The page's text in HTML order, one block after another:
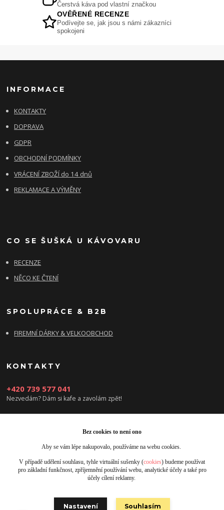
Čerstvá káva pod vlastní značkou
OVĚŘENÉ RECENZE
Podívejte se, jak jsou s námi zákazníci
spokojeni
INFORMACE
KONTAKTY
DOPRAVA
GDPR
OBCHODNÍ PODMÍNKY
VRÁCENÍ ZBOŽÍ do 14 dnů
REKLAMACE A VÝMĚNY
CO SE ŠUŠKÁ U KÁVOVARU
RECENZE
NĚCO KE ČTENÍ
SPOLUPRÁCE & B2B
FIREMNÍ DÁRKY & VELKOOBCHOD
KONTAKTY
+420 739 577 041
Nezvedám? Dám si kafe a zavolám zpět!
info@damsikafe.cz
Bez cookies to není ono
Aby se vám lépe nakupovalo, používáme na webu cookies.
V případě udělení souhlasu, tyhle virtuální sušenky (cookies) budeme používat
pro základní funkčnost, zpříjemnění používání webu, analytické účely a také pro
účely cílení reklamy.
Nastavení Souhlasím